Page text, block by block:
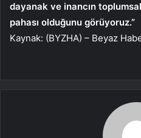
dayanak ve inancın
pahası olduğunu görüyoruz.”
Kaynak: (BYZHA) – Beyaz